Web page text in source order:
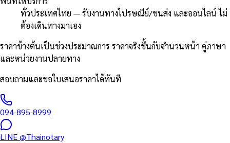
ทั่วประเทศไทย — รับงานทางไปรษณีย์/ขนส่ง และออนไลน์ ไม่
ต้องเดินทางมาเอง
ราคาข้างต้นเป็นช่วงประมาณการ ราคาจริงขึ้นกับจำนวนหน้า คู่ภาษา
และหน่วยงานปลายทาง
สอบถามและขอใบเสนอราคาได้ทันที
094-895-8999
LINE@Thainotary